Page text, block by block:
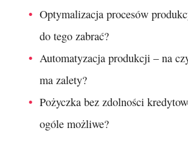
Optymalizacja procesów
do tego zabrać?
Automatyzacja produkcji – na
ma zalety?
Pożyczka bez zdolności
ogóle możliwe?